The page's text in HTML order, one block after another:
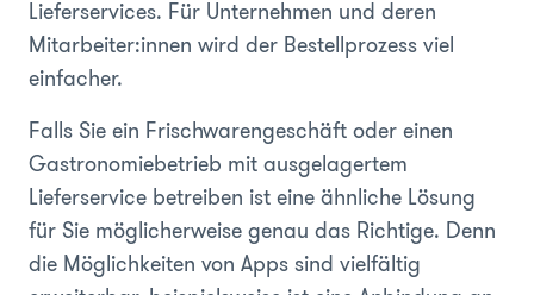
Lieferservices. Für Unternehmen und deren
Mitarbeiter:innen wird der Bestellprozess viel
einfacher.
Falls Sie ein Frischwarengeschäft oder einen
Gastronomiebetrieb mit ausgelagertem
Lieferservice betreiben ist eine ähnliche Lösung
für Sie möglicherweise genau das Richtige. Denn
die Möglichkeiten von Apps sind vielfältig